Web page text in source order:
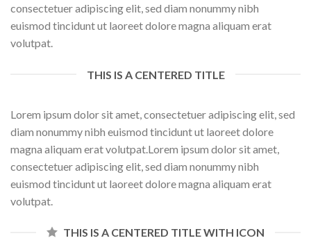
consectetuer adipiscing elit, sed diam nonummy nibh
euismod tincidunt ut laoreet dolore magna aliquam erat
volutpat.
THIS IS A CENTERED TITLE
Lorem ipsum dolor sit amet, consectetuer adipiscing elit, sed
diam nonummy nibh euismod tincidunt ut laoreet dolore
magna aliquam erat volutpat.Lorem ipsum dolor sit amet,
consectetuer adipiscing elit, sed diam nonummy nibh
euismod tincidunt ut laoreet dolore magna aliquam erat
volutpat.
THIS IS A CENTERED TITLE WITH ICON